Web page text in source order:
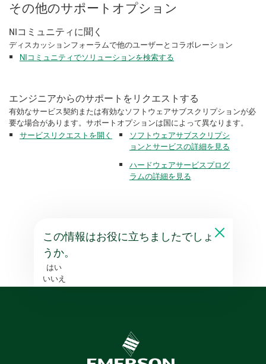
その他のサポートオプション
NIコミュニティに聞く
ディスカッションフォーラムで他のユーザーとコラボレーション
NIコミュニティでソリューションを検索する
エンジニアからのサポートをリクエストする
有効なサービス契約または有効なソフトウェアサブスクリプションが必
要な場合があります。サポートオプションは国によって異なります。
サービスリクエストを開く
ソフトウェアサブスクリプシ
ョンとサービスの詳細を見る
ハードウェアサービスプログ
ラムの詳細を見る
この情報はお役に立ちましたでしょ
うか。
はい
いいえ